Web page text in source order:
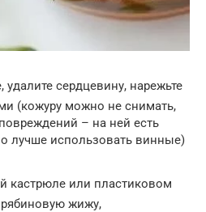
сердцевину, нарежьте
(кожуру можно не снимать,
– на ней есть
лучше использовать винные)
кастрюле или пластиковом
жижу,